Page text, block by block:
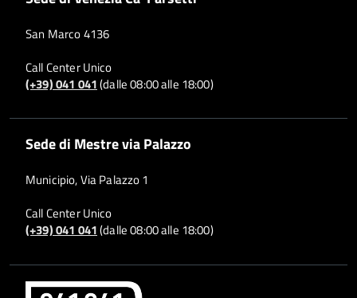
San Marco 4136
Call Center Unico
(+39) 041 041(dalle 08:00 alle 18:00)
Sede di Mestre via Palazzo
Municipio, Via Palazzo 1
Call Center Unico
(+39) 041 041(dalle 08:00 alle 18:00)